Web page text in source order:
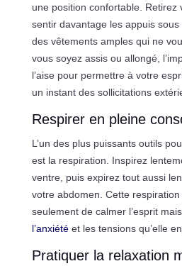
une position confortable. Retirez
sentir davantage les appuis
des vêtements amples qui ne
vous soyez assis ou allongé,
l’aise pour permettre à votre
un instant des sollicitations
Respirer en pleine
L’un des plus puissants outils
est la respiration. Inspirez
ventre, puis expirez tout aussi
votre abdomen. Cette
seulement de calmer l’esprit
l’anxiétéet les tensions qu’elle
Pratiquer la relaxation